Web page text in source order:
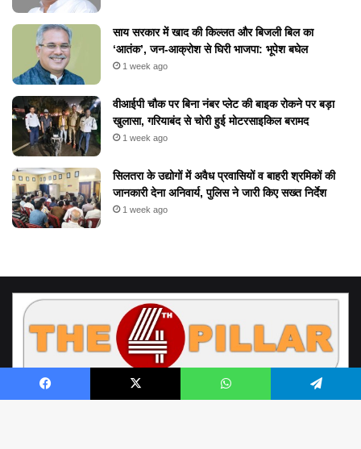
​साय सरकार में खाद की किल्लत और बिजली बिल का
‘आतंक’, जन-आक्रोश से घिरी भाजपा: भूपेश बघेल
1 week ago
वीआईपी चौक पर बिना नंबर प्लेट की बाइक रोकने पर बड़ा
खुलासा, गरियाबंद से चोरी हुई मोटरसाइकिल बरामद
1 week ago
सिलतरा के उद्योगों में अवैध प्रवासियों व बाहरी श्रमिकों की
जानकारी देना अनिवार्य, पुलिस ने जारी किए सख्त निर्देश
1 week ago
Facebook X WhatsApp Telegram